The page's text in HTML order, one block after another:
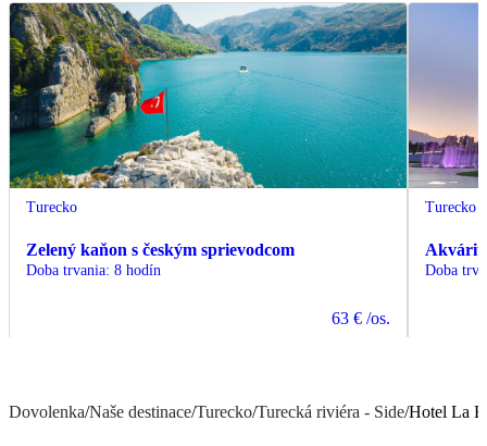
Turecko
Zelený kaňon s českým sprievodcom
Doba trvania: 8 hodín
63 € /os.
Turecko
Doba
Dovolenka/Naše destinace/Turecko/Turecká riviéra - Side/Hotel La